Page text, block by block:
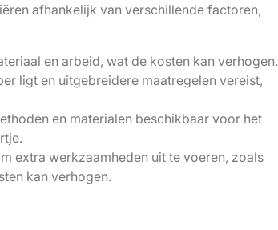
afhankelijk van verschillende factoren,
en arbeid, wat de kosten kan verhogen.
ligt en uitgebreidere maatregelen vereist,
en materialen beschikbaar voor het
extra werkzaamheden uit te voeren, zoals
kan verhogen.